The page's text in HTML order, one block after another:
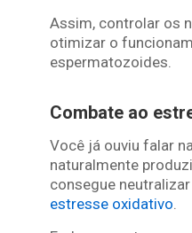
Assim, controlar os
otimizar o
espermatozoides.
Combate ao
Você já ouviu falar
naturalmente
consegue
estresse oxidativo